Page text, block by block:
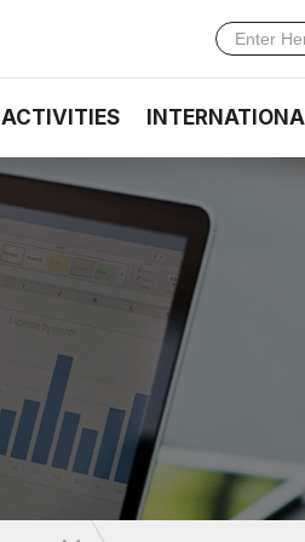
ACTIVITIES